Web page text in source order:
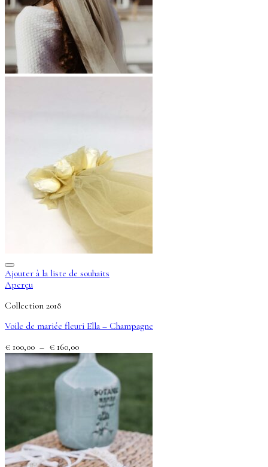
Ajouter à la liste de souhaits
Aperçu
Collection 2018
Voile de mariée fleuri Ella – Champagne
€ 100,00 – € 160,00Plage
de
à
€ 160,00